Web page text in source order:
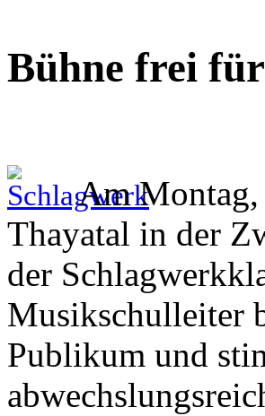
Bühne frei
Am
Thayatal in der
der
Musikschulleiter
Publikum und